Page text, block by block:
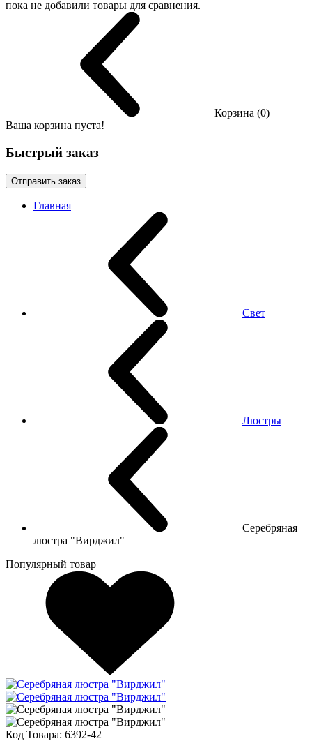
пока не добавили товары для сравнения.
Корзина (0)
Ваша корзина пуста!
Быстрый заказ
Отправить заказ
Главная
Свет
Люстры
Серебряная
люстра "Вирджил"
Популярный товар
Код Товара: 6392-42